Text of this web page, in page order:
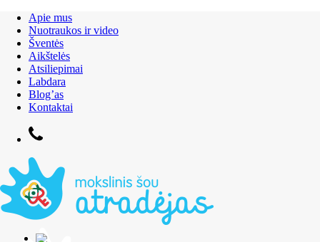
Apie mus
Nuotraukos ir video
Šventės
Aikštelės
Atsiliepimai
Labdara
Blog’as
Kontaktai